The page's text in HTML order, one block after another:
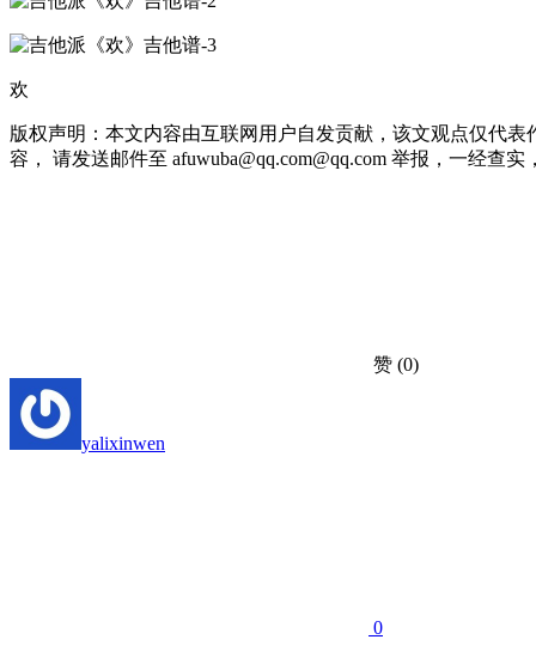
欢
版权声明：本文内容由互联网用户自发贡献，该文观点仅代
容， 请发送邮件至 afuwuba@qq.com@qq.com 举报，一经查
赞 (0)
yalixinwen
0